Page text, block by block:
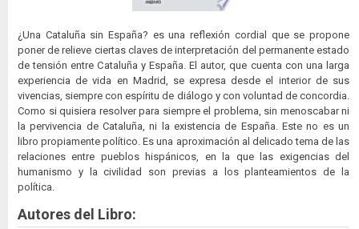
¿Una Cataluña sin España? es una reflexión cordial que se propone
poner de relieve ciertas claves de interpretación del permanente estado
de tensión entre Cataluña y España. El autor, que cuenta con una larga
experiencia de vida en Madrid, se expresa desde el interior de sus
vivencias, siempre con espíritu de diálogo y con voluntad de concordia.
Como si quisiera resolver para siempre el problema, sin menoscabar ni
la pervivencia de Cataluña, ni la existencia de España. Este no es un
libro propiamente político. Es una aproximación al delicado tema de las
relaciones entre pueblos hispánicos, en la que las exigencias del
humanismo y la civilidad son previas a los planteamientos de la
política.
Autores del Libro: